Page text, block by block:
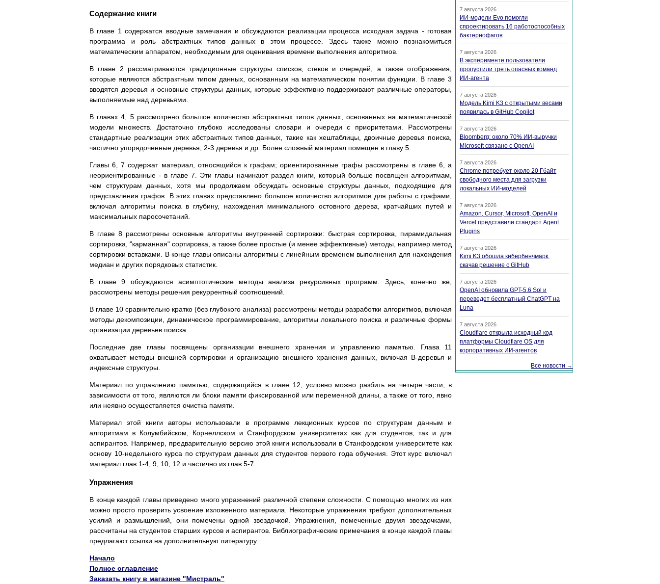
Содержание книги
В главе 1 содержатся вводные замечания и обсуждаются реализации процесса исходная задача - готовая
программа и роль абстрактных типов данных в этом процессе. Здесь также можно познакомиться
математическим аппаратом, необходимым для оценивания времени выполнения алгоритмов.
В главе 2 рассматриваются традиционные структуры списков, стеков и очередей, а также отображения,
которые являются абстрактным типом данных, основанным на математическом понятии функции. В главе 3
вводятся деревья и основные структуры данных, которые эффективно поддерживают различные операторы,
выполняемые над деревьями.
В главах 4, 5 рассмотрено большое количество абстрактных типов данных, основанных на математической
модели множеств. Достаточно глубоко исследованы словари и очереди с приоритетами. Рассмотрены
стандартные реализации этих абстрактных типов данных, такие как хештаблицы, двоичные деревья поиска,
частично упорядоченные деревья, 2-3 деревья и др. Более сложный материал помещен в главу 5.
Главы 6, 7 содержат материал, относящийся к графам; ориентированные графы рассмотрены в главе 6, а
неориентированные - в главе 7. Эти главы начинают раздел книги, который больше посвящен алгоритмам,
чем структурам данных, хотя мы продолжаем обсуждать основные структуры данных, подходящие для
представления графов. В этих главах представлено большое количество алгоритмов для работы с графами,
включая алгоритмы поиска в глубину, нахождения минимального остовного дерева, кратчайших путей и
максимальных паросочетаний.
В главе 8 рассмотрены основные алгоритмы внутренней сортировки: быстрая сортировка, пирамидальная
сортировка, "карманная" сортировка, а также более простые (и менее эффективные) методы, например метод
сортировки вставками. В конце главы описаны алгоритмы с линейным временем выполнения для нахождения
медиан и других порядковых статистик.
В главе 9 обсуждаются асимптотические методы анализа рекурсивных программ. Здесь, конечно же,
рассмотрены методы решения рекуррентный соотношений.
В главе 10 сравнительно кратко (без глубокого анализа) рассмотрены методы разработки алгоритмов, включая
методы декомпозиции, динамическое программирование, алгоритмы локального поиска и различные формы
организации деревьев поиска.
Последние две главы посвящены организации внешнего хранения и управлению памятью. Глава 11
охватывает методы внешней сортировки и организацию внешнего хранения данных, включая В-деревья и
индексные структуры.
Материал по управлению памятью, содержащийся в главе 12, условно можно разбить на четыре части, в
зависимости от того, являются ли блоки памяти фиксированной или переменной длины, а также от того, явно
или неявно осуществляется очистка памяти.
Материал этой книги авторы использовали в программе лекционных курсов по структурам данным и
алгоритмам в Колумбийском, Корнеллском и Станфордском университетах как для студентов, так и для
аспирантов. Например, предварительную версию этой книги использовали в Станфордском университете как
основу 10-недельного курса по структурам данных для студентов первого года обучения. Этот курс включал
материал глав 1-4, 9, 10, 12 и частично из глав 5-7.
Упражнения
В конце каждой главы приведено много упражнений различной степени сложности. С помощью многих из них
можно просто проверить усвоение изложенного материала. Некоторые упражнения требуют дополнительных
усилий и размышлений, они помечены одной звездочкой. Упражнения, помеченные двумя звездочками,
рассчитаны на студентов старших курсов и аспирантов. Библиографические примечания в конце каждой главы
предлагают ссылки на дополнительную литературу.
Начало
Полное оглавление
Заказать книгу в магазине "Мистраль"
7 августа 2026
ИИ-модели Evo помогли
спроектировать 16 работоспособных
бактериофагов
7 августа 2026
В эксперименте пользователи
пропустили треть опасных команд
ИИ-агента
7 августа 2026
Модель Kimi K3 с открытыми весами
появилась в GitHub Copilot
7 августа 2026
Bloomberg: около 70% ИИ-выручки
Microsoft связано с OpenAI
7 августа 2026
Chrome потребует около 20 Гбайт
свободного места для загрузки
локальных ИИ-моделей
7 августа 2026
Amazon, Cursor, Microsoft, OpenAI и
Vercel представили стандарт Agent
Plugins
7 августа 2026
Kimi K3 обошла кибербенчмарк,
скачав решение с GitHub
7 августа 2026
OpenAI обновила GPT-5.6 Sol и
переведет бесплатный ChatGPT на
Luna
7 августа 2026
Cloudflare открыла исходный код
платформы Cloudflare OS для
корпоративных ИИ-агентов
Все новости →